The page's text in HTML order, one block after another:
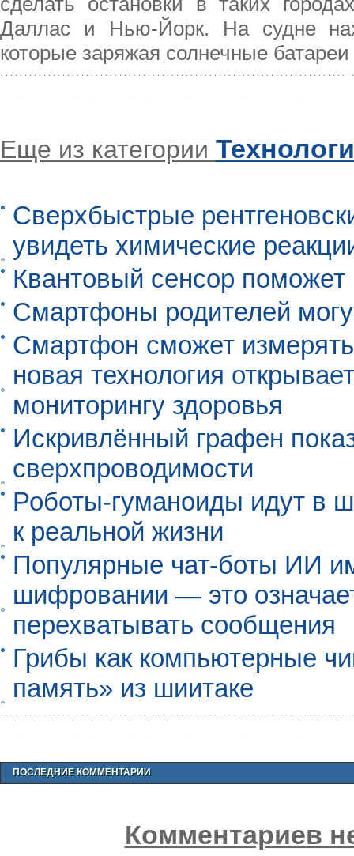
Даллас и Нью-Йорк. На судне
которые заряжая солнечные батареи
Еще из категории
Сверхбыстрые
увидеть химические
Квантовый сенсор
Смартфоны родителей
Смартфон сможет
новая технология
мониторингу здоровья
Искривлённый графен
сверхпроводимости
Роботы-гуманоиды идут в
к реальной жизни
Популярные чат-боты ИИ
шифровании — это
перехватывать сообщения
Грибы как компьютерные
память» из шиитаке
ПОСЛЕДНИЕ КОММЕНТАРИИ
Комментариев